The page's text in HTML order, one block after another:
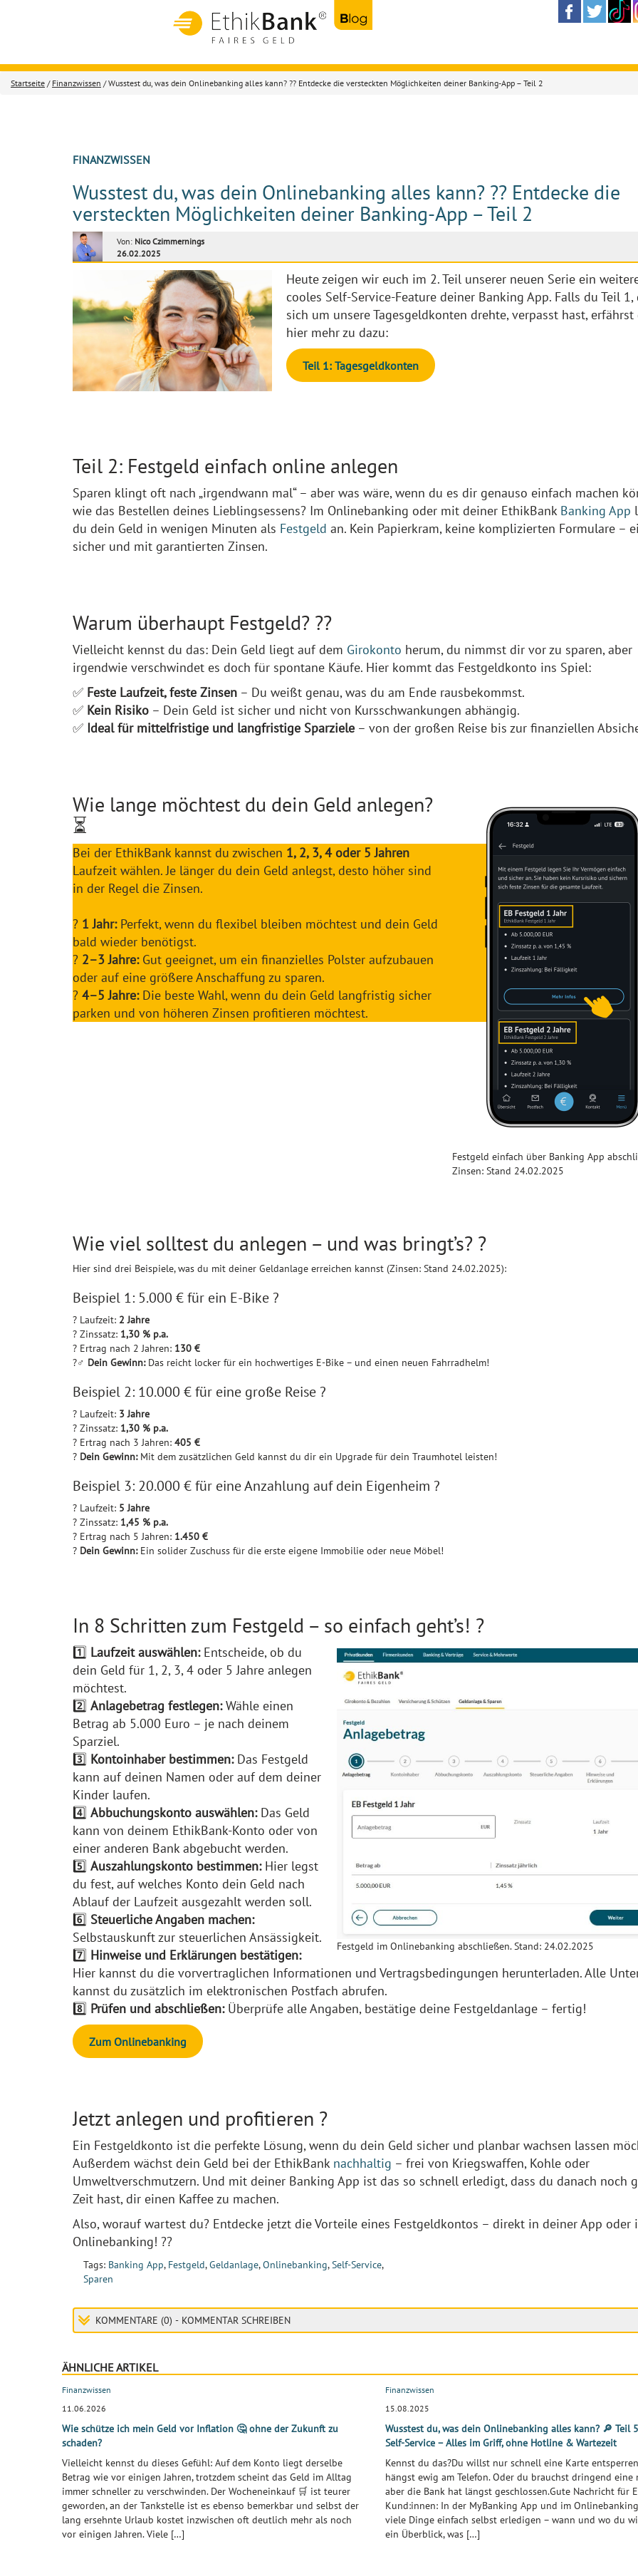
Startseite / Finanzwissen / Wusstest du, was dein Onlinebanking alles kann? ?? Entdecke die versteckten Möglichkeiten deiner Banking-App – Teil 2
FINANZWISSEN
Wusstest du, was dein Onlinebanking alles kann? ?? Entdecke die
versteckten Möglichkeiten deiner Banking-App – Teil 2
Von: Nico Czimmernings
26.02.2025
Heute zeigen wir euch im 2. Teil unserer neuen Serie ein
cooles Self-Service-Feature deiner Banking App. Falls du Teil 1,
sich um unsere Tagesgeldkonten drehte, verpasst hast, erfährst
hier mehr zu dazu:
Teil 1: Tagesgeldkonten
Teil 2: Festgeld einfach online anlegen
Sparen klingt oft nach „irgendwann mal“ – aber was wäre, wenn du es dir genauso einfach machen
wie das Bestellen deines Lieblingsessens? Im Onlinebanking oder mit deiner EthikBank Banking App
du dein Geld in wenigen Minuten als Festgeld an. Kein Papierkram, keine komplizierten Formulare –
sicher und mit garantierten Zinsen.
Warum überhaupt Festgeld? ??
Vielleicht kennst du das: Dein Geld liegt auf dem Girokonto herum, du nimmst dir vor zu sparen, aber
irgendwie verschwindet es doch für spontane Käufe. Hier kommt das Festgeldkonto ins Spiel:
✅ Feste Laufzeit, feste Zinsen – Du weißt genau, was du am Ende rausbekommst.
✅ Kein Risiko – Dein Geld ist sicher und nicht von Kursschwankungen abhängig.
✅ Ideal für mittelfristige und langfristige Sparziele – von der großen Reise bis zur finanziellen
Festgeld einfach über Banking App
Zinsen: Stand 24.02.2025
Wie lange möchtest du dein Geld anlegen?
⏳
Bei der EthikBank kannst du zwischen 1, 2, 3, 4 oder 5 Jahren
Laufzeit wählen. Je länger du dein Geld anlegst, desto höher sind
in der Regel die Zinsen.
? 1 Jahr:Perfekt, wenn du flexibel bleiben möchtest und dein Geld
bald wieder benötigst.
? 2–3 Jahre:Gut geeignet, um ein finanzielles Polster aufzubauen
oder auf eine größere Anschaffung zu sparen.
? 4–5 Jahre:Die beste Wahl, wenn du dein Geld langfristig sicher
parken und von höheren Zinsen profitieren möchtest.
Wie viel solltest du anlegen – und was bringt’s? ?
Hier sind drei Beispiele, was du mit deiner Geldanlage erreichen kannst (Zinsen: Stand 24.02.2025):
Beispiel 1: 5.000 € für ein E-Bike ?
? Laufzeit: 2 Jahre
? Zinssatz: 1,30 % p.a.
? Ertrag nach 2 Jahren: 130 €
?‍♂️ Dein Gewinn:Das reicht locker für ein hochwertiges E-Bike – und einen neuen Fahrradhelm!
Beispiel 2: 10.000 € für eine große Reise ?
? Laufzeit: 3 Jahre
? Zinssatz: 1,30 % p.a.
? Ertrag nach 3 Jahren: 405 €
? Dein Gewinn:Mit dem zusätzlichen Geld kannst du dir ein Upgrade für dein Traumhotel leisten!
Beispiel 3: 20.000 € für eine Anzahlung auf dein Eigenheim ?
? Laufzeit: 5 Jahre
? Zinssatz: 1,45 % p.a.
? Ertrag nach 5 Jahren: 1.450 €
? Dein Gewinn:Ein solider Zuschuss für die erste eigene Immobilie oder neue Möbel!
In 8 Schritten zum Festgeld – so einfach geht’s! ?
Festgeld im Onlinebanking abschließen. Stand: 24.02.2025
1️⃣ Laufzeit auswählen:Entscheide, ob du
dein Geld für 1, 2, 3, 4 oder 5 Jahre anlegen
möchtest.
2️⃣ Anlagebetrag festlegen:Wähle einen
Betrag ab 5.000 Euro – je nach deinem
Sparziel.
3️⃣ Kontoinhaber bestimmen:Das Festgeld
kann auf deinen Namen oder auf dem deiner
Kinder laufen.
4️⃣ Abbuchungskonto auswählen:Das Geld
kann von deinem EthikBank-Konto oder von
einer anderen Bank abgebucht werden.
5️⃣ Auszahlungskonto bestimmen:Hier legst
du fest, auf welches Konto dein Geld nach
Ablauf der Laufzeit ausgezahlt werden soll.
6️⃣ Steuerliche Angaben machen:
Selbstauskunft zur steuerlichen Ansässigkeit.
7️⃣ Hinweise und Erklärungen bestätigen:
Hier kannst du die vorvertraglichen Informationen und Vertragsbedingungen herunterladen. Alle
kannst du zusätzlich im elektronischen Postfach abrufen.
8️⃣ Prüfen und abschließen:Überprüfe alle Angaben, bestätige deine Festgeldanlage – fertig!
Zum Onlinebanking
Jetzt anlegen und profitieren ?
Ein Festgeldkonto ist die perfekte Lösung, wenn du dein Geld sicher und planbar wachsen lassen
Außerdem wächst dein Geld bei der EthikBank nachhaltig – frei von Kriegswaffen, Kohle oder
Umweltverschmutzern. Und mit deiner Banking App ist das so schnell erledigt, dass du danach noch
Zeit hast, dir einen Kaffee zu machen.
Also, worauf wartest du? Entdecke jetzt die Vorteile eines Festgeldkontos – direkt in deiner App oder
Onlinebanking! ??
Tags: Banking App, Festgeld,Geldanlage,Onlinebanking,Self-Service,
Sparen
KOMMENTARE (0) - KOMMENTAR SCHREIBEN
ÄHNLICHE ARTIKEL
Finanzwissen
11.06.2026
Wie schütze ich mein Geld vor Inflation 🤔 ohne der Zukunft zu
schaden?
Vielleicht kennst du dieses Gefühl: Auf dem Konto liegt derselbe
Betrag wie vor einigen Jahren, trotzdem scheint das Geld im Alltag
immer schneller zu verschwinden. Der Wocheneinkauf 🛒 ist teurer
geworden, an der Tankstelle ist es ebenso bemerkbar und selbst der
lang ersehnte Urlaub kostet inzwischen oft deutlich mehr als noch
vor einigen Jahren. Viele […]
Finanzwissen
15.08.2025
Wusstest du, was dein Onlinebanking alles kann? 🔎 Teil
Self-Service – Alles im Griff, ohne Hotline & Wartezeit
Kennst du das?Du willst nur schnell eine Karte
hängst ewig am Telefon. Oder du brauchst dringend eine
aber die Bank hat längst geschlossen.Gute Nachricht für
Kund:innen: In der MyBanking App und im
viele Dinge einfach selbst erledigen – wann und wo du
ein Überblick, was […]